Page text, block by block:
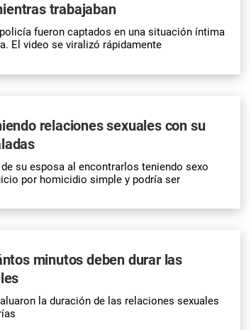
trabajaban
fueron captados en una situación íntima
El video se viralizó rápidamente
relaciones sexuales con su
su esposa al encontrarlos teniendo sexo
por homicidio simple y podría ser
minutos deben durar las
la duración de las relaciones sexuales